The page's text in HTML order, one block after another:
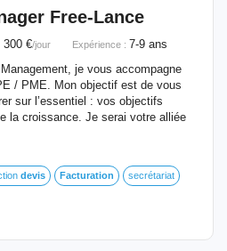
Free-Lance
€/jour Expérience : 7-9 ans
je vous accompagne
/ PME. Mon objectif est de vous
sur l’essentiel : vos objectifs
la croissance. Je serai votre alliée
devis Facturation secrétariat